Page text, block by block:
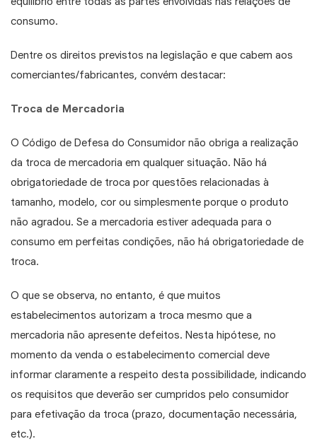
consumo.
Dentre os direitos previstos na legislação e que cabem aos
comerciantes/fabricantes, convém destacar:
Troca de Mercadoria
O Código de Defesa do Consumidor não obriga a realização
da troca de mercadoria em qualquer situação. Não há
obrigatoriedade de troca por questões relacionadas à
tamanho, modelo, cor ou simplesmente porque o produto
não agradou. Se a mercadoria estiver adequada para o
consumo em perfeitas condições, não há obrigatoriedade de
troca.
O que se observa, no entanto, é que muitos
estabelecimentos autorizam a troca mesmo que a
mercadoria não apresente defeitos. Nesta hipótese, no
momento da venda o estabelecimento comercial deve
informar claramente a respeito desta possibilidade, indicando
os requisitos que deverão ser cumpridos pelo consumidor
para efetivação da troca (prazo, documentação necessária,
etc.).